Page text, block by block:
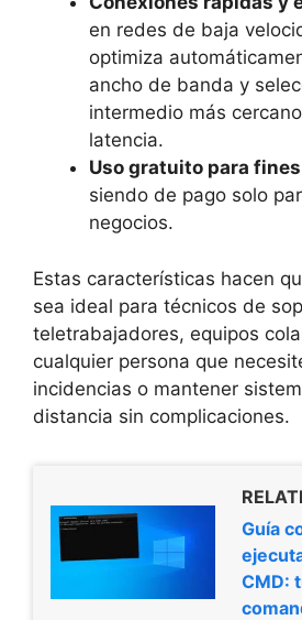
en redes de baja
optimiza
ancho de banda y
intermedio más
latencia.
Uso gratuito para
siendo de pago solo
negocios.
Estas características hacen
sea ideal para técnicos de
teletrabajadores, equipos
cualquier persona que
incidencias o mantener
distancia sin complicaciones.
Guía
CMD: